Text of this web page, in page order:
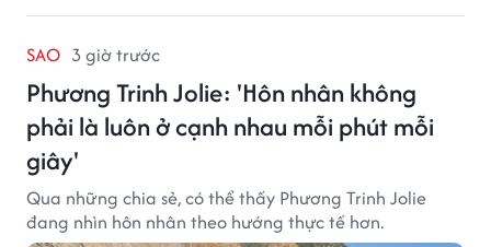
SAO 3 giờ trước
Phương Trinh Jolie: 'Hôn nhân không
phải là luôn ở cạnh nhau mỗi phút mỗi
giây'
Qua những chia sẻ, có thể thấy Phương Trinh Jolie
đang nhìn hôn nhân theo hướng thực tế hơn.